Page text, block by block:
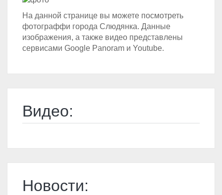
На данной странице вы можете посмотреть
фотограффи города Слюдянка. Данные
изображения, а также видео представлены
сервисами Google Panoram и Youtube.
Видео:
Новости: